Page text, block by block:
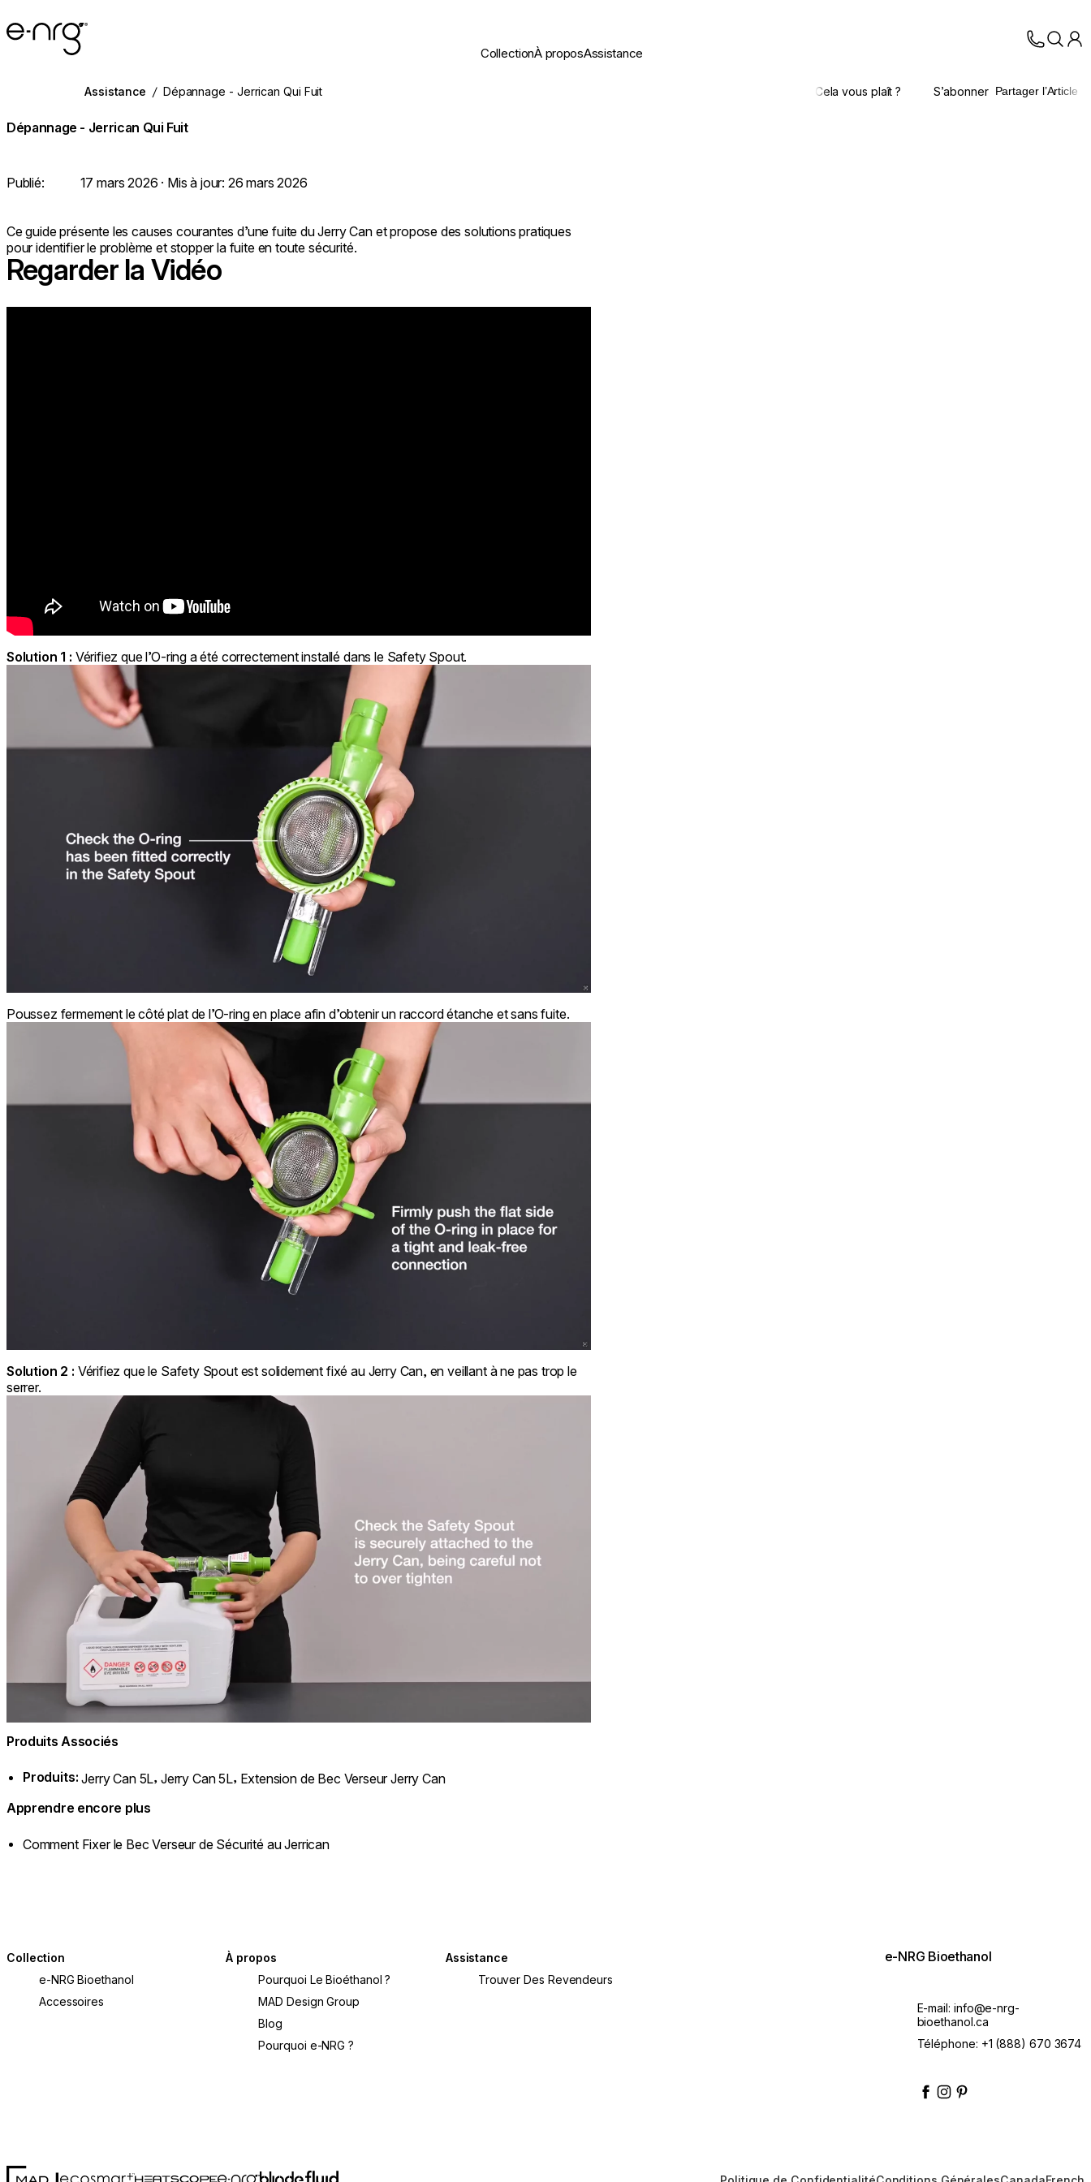
e-NRG Bioethanol
CollectionÀ proposAssistance
Assistance / Dépannage - Jerrican Qui Fuit Cela vous plaît ? S’abonner Partager l’Article
Dépannage - Jerrican Qui Fuit
Publié: 17 mars 2026 · Mis à jour: 26 mars 2026
Ce guide présente les causes courantes d’une fuite du Jerry Can et propose des solutions pratiques
pour identifier le problème et stopper la fuite en toute sécurité.
Regarder la Vidéo
Solution 1 : Vérifiez que l’O-ring a été correctement installé dans le Safety Spout.
Poussez fermement le côté plat de l’O-ring en place afin d’obtenir un raccord étanche et sans fuite.
Solution 2 : Vérifiez que le Safety Spout est solidement fixé au Jerry Can, en veillant à ne pas trop le
serrer.
Produits Associés
Produits: Jerry Can 5L, Jerry Can 5L, Extension de Bec Verseur Jerry Can
Apprendre encore plus
Comment Fixer le Bec Verseur de Sécurité au Jerrican
Collection
e-NRG Bioethanol
Accessoires
À propos
Pourquoi Le Bioéthanol ?
MAD Design Group
Blog
Pourquoi e-NRG ?
Assistance
Trouver Des Revendeurs
e-NRG Bioethanol
E-mail: info@e-nrg-
bioethanol.ca
Téléphone: +1 (888) 670 3674
enrgbioethanol
enrgfuelenrgbioethanol
MAD Design Blinde DesignFluid Concrete